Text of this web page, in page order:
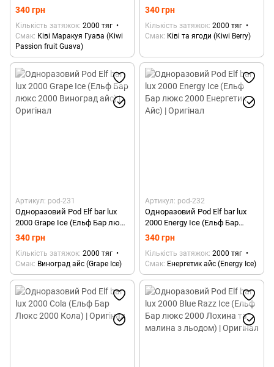
(Ельф Бар люкс 2000 Ківі
Маракуя Гуава) | Оригінал
340 грн
Кількість затяжок 2000 тяг
Смак Ківі Маракуя Гуава (Kiwi
Passion fruit Guava)
2000 Ківі та Ягоди) | Оригінал
340 грн
Кількість затяжок 2000 тяг
Смак Ківі та ягоди (Kiwi Berry)
Артикул: pod-231
Одноразовий Pod Elf bar lux
2000 Grape Ice (Ельф Бар люкс
2000 Виноград айс) | Оригінал
340 грн
Кількість затяжок 2000 тяг
Смак Виноград айс (Grape Ice)
Артикул: pod-232
Одноразовий Pod Elf bar lux
2000 Energy Ice (Ельф Бар
люкс 2000 Енергетик Айс) |
Оригінал
340 грн
Кількість затяжок 2000 тяг
Смак Енергетик айс (Energy Ice)